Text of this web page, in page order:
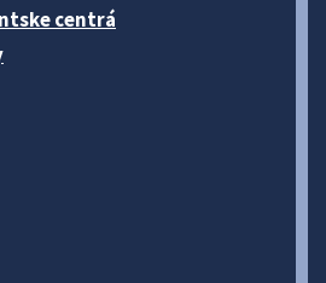
centrá